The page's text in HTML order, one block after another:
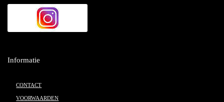
Informatie
CONTACT
VOORWAARDEN